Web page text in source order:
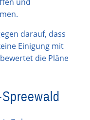
darauf, dass
Einigung mit
die Pläne